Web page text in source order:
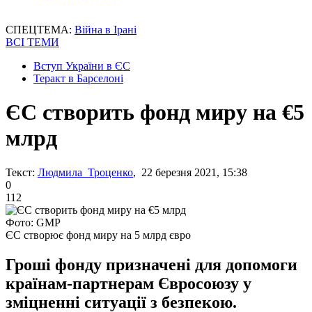
СПЕЦТЕМА: Війна в Ірані
ВСІ ТЕМИ
Вступ України в ЄС
Теракт в Барселоні
ЄС створить фонд миру на €5
млрд
Текст: Людмила Троценко, 22 березня 2021, 15:38
0
112
Фото: GMP
ЄС створює фонд миру на 5 млрд євро
Гроші фонду призначені для допомоги
країнам-партнерам Євросоюзу у
зміцненні ситуації з безпекою.